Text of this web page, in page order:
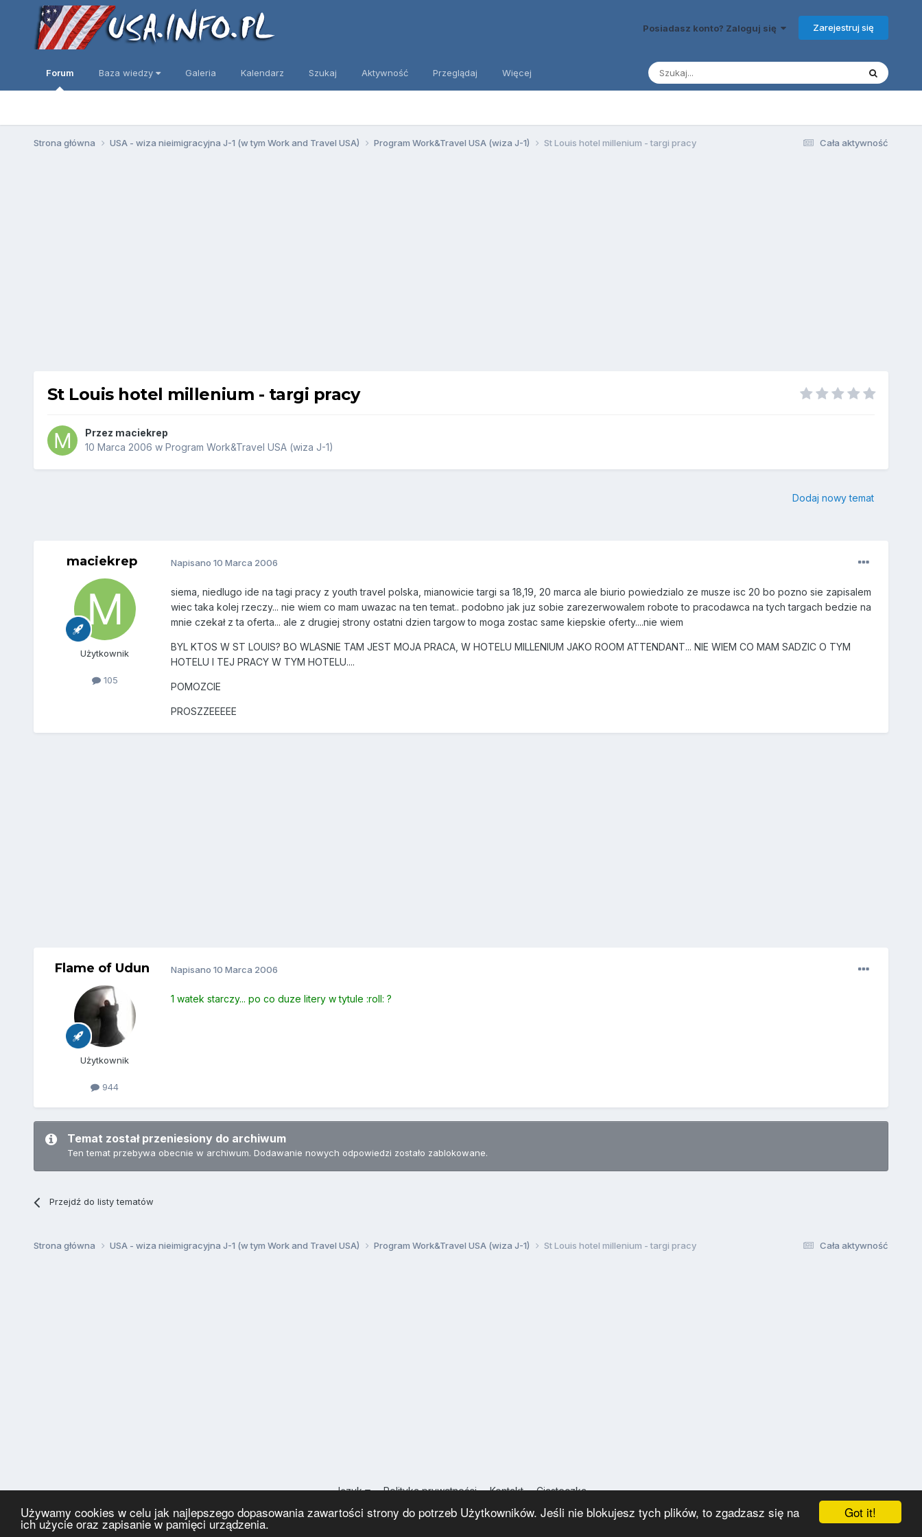
Got it!
Używamy cookies w celu jak najlepszego dopasowania zawartości strony do potrzeb Użytkowników. Jeśli nie blokujesz tych plików, to zgadzasz się na
ich użycie oraz zapisanie w pamięci urządzenia.
Posiadasz konto? Zaloguj się Zarejestruj się
Forum Baza wiedzy Galeria Kalendarz Szukaj Aktywność Przeglądaj Więcej
Cała aktywność
Strona główna USA - wiza nieimigracyjna J-1 (w tym Work and Travel USA) Program Work&Travel USA (wiza J-1) St Louis hotel millenium - targi pracy
St Louis hotel millenium - targi pracy
Przez maciekrep
10 Marca 2006 w Program Work&Travel USA (wiza J-1)
Dodaj nowy temat
maciekrep
Użytkownik
105
Napisano 10 Marca 2006
siema, niedlugo ide na tagi pracy z youth travel polska, mianowicie targi sa 18,19, 20 marca ale biurio powiedzialo ze musze isc 20 bo pozno sie zapisalem
wiec taka kolej rzeczy... nie wiem co mam uwazac na ten temat.. podobno jak juz sobie zarezerwowalem robote to pracodawca na tych targach bedzie na
mnie czekał z ta oferta... ale z drugiej strony ostatni dzien targow to moga zostac same kiepskie oferty....nie wiem
BYL KTOS W ST LOUIS? BO WLASNIE TAM JEST MOJA PRACA, W HOTELU MILLENIUM JAKO ROOM ATTENDANT... NIE WIEM CO MAM SADZIC O TYM
HOTELU I TEJ PRACY W TYM HOTELU....
POMOZCIE
PROSZZEEEEE
Flame of Udun
Użytkownik
944
Napisano 10 Marca 2006
1 watek starczy... po co duze litery w tytule :roll: ?
Temat został przeniesiony do archiwum
Ten temat przebywa obecnie w archiwum. Dodawanie nowych odpowiedzi zostało zablokowane.
Przejdź do listy tematów
Cała aktywność
Strona główna USA - wiza nieimigracyjna J-1 (w tym Work and Travel USA) Program Work&Travel USA (wiza J-1) St Louis hotel millenium - targi pracy
Język Polityka prywatności Kontakt Ciasteczka
USA.INFO.PL
Powered by Invision Community